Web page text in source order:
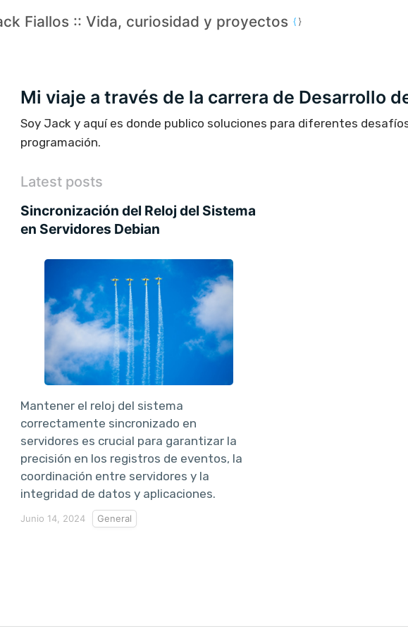
Fiallos :: Vida, curiosidad y proyectos
Mi viaje a través de la carrera de Desarrollo
Soy Jack y aquí es donde publico soluciones para diferentes
programación.
Latest posts
Sincronización del Reloj del Sistema
en Servidores Debian
Mantener el reloj del sistema
correctamente sincronizado en
servidores es crucial para garantizar la
precisión en los registros de eventos, la
coordinación entre servidores y la
integridad de datos y aplicaciones.
Junio 14, 2024 General